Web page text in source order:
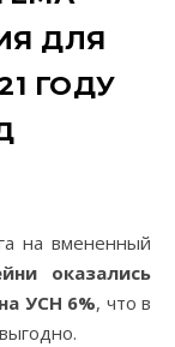
ДЛЯ
ГОДУ
на вмененный
оказались
УСН 6%, что в